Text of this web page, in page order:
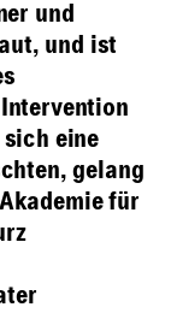
und
und ist
eine
gelang
für